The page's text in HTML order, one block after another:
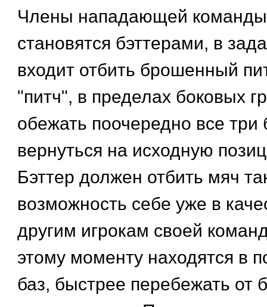
Члены нападающей команды
становятся бэттерами, в
входит отбить брошенный
"питч", в пределах боковых
обежать поочередно все три
вернуться на исходную
Бэттер должен отбить мяч
возможность себе уже в
другим игрокам своей
этому моменту находятся в
баз, быстрее перебежать от